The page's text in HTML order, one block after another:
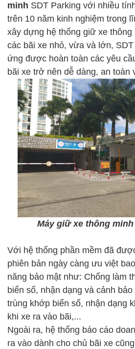
minh SDT Parking với nhiều
trên 10 năm kinh nghiệm trong
xây dựng hệ thống giữ xe thông
các bãi xe nhỏ, vừa và lớn,
ứng được hoàn toàn các yêu
bãi xe trở nên dễ dàng, an toàn
Máy giữ xe thông
Với hệ thống phần mềm đã
phiên bản ngày càng ưu việt
năng bảo mật như: Chống làm
biển số, nhận dạng và cảnh
trùng khớp biển số, nhận dạng
khi xe ra vào bãi,...
Ngoài ra, hệ thống báo cáo
ra vào dành cho chủ bãi xe